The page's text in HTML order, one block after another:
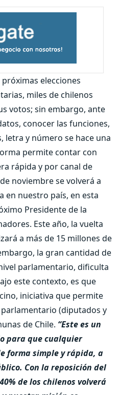
elecciones
miles de chilenos
votos; sin embargo, ante
conocer las funciones,
letra y número se hace una
permite contar con
rápida y por canal de
noviembre se volverá a
en nuestro país, en esta
Presidente de la
Este año, la vuelta
a más de 15 millones de
la gran cantidad de
parlamentario, dificulta
este contexto, es que
iniciativa que permite
(diputados y
de Chile. “Este es un
para que cualquier
forma simple y rápida, a
Con la reposición del
de los chilenos volverá